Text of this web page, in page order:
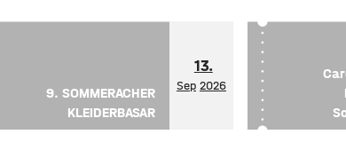
9. SOMMERACHER
KLEIDERBASAR
13.
Sep 2026